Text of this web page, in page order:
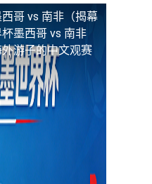
哥 vs 南非（揭幕
墨西哥 vs 南非
外游子的中文观赛